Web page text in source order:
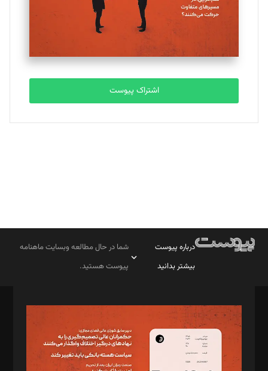
تحریریه
مصطفی مسجدی آرانی
تحریریه
بابک نقاش
تحریریه
اشتراک پیوست
درباره پیوست
بیشتر بدانید
شما در حال مطالعه وبسایت ماهنامه
پیوست هستید.
مدیر مسئول: محمدباقر اثنی‌عشری
سردبیر: مهرک محمودی
دبیر تحریریه: میثم قاسمی
د‌بیر ناداستان: سمانه سمیع